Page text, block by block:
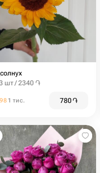
шт / 2340 ֏
1 тис. 780֏